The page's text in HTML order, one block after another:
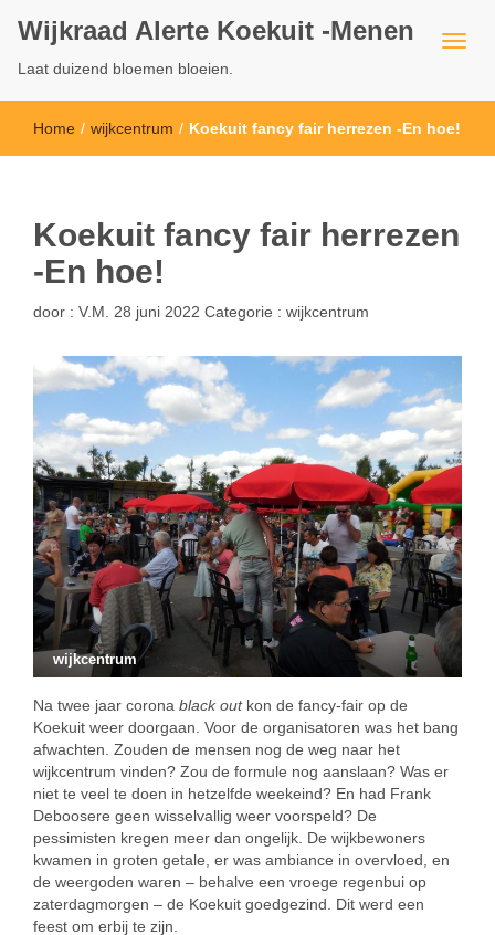
Wijkraad Alerte Koekuit -Menen
Laat duizend bloemen bloeien.
Home / wijkcentrum / Koekuit fancy fair herrezen -En hoe!
Koekuit fancy fair herrezen
-En hoe!
door : V.M. 28 juni 2022 Categorie : wijkcentrum
wijkcentrum
Na twee jaar corona black out kon de fancy-fair op de
Koekuit weer doorgaan. Voor de organisatoren was het bang
afwachten. Zouden de mensen nog de weg naar het
wijkcentrum vinden? Zou de formule nog aanslaan? Was er
niet te veel te doen in hetzelfde weekeind? En had Frank
Deboosere geen wisselvallig weer voorspeld? De
pessimisten kregen meer dan ongelijk. De wijkbewoners
kwamen in groten getale, er was ambiance in overvloed, en
de weergoden waren – behalve een vroege regenbui op
zaterdagmorgen – de Koekuit goedgezind. Dit werd een
feest om erbij te zijn.